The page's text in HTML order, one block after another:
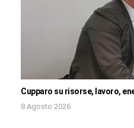
Cupparo su risorse, lavoro,
8 Agosto 2026